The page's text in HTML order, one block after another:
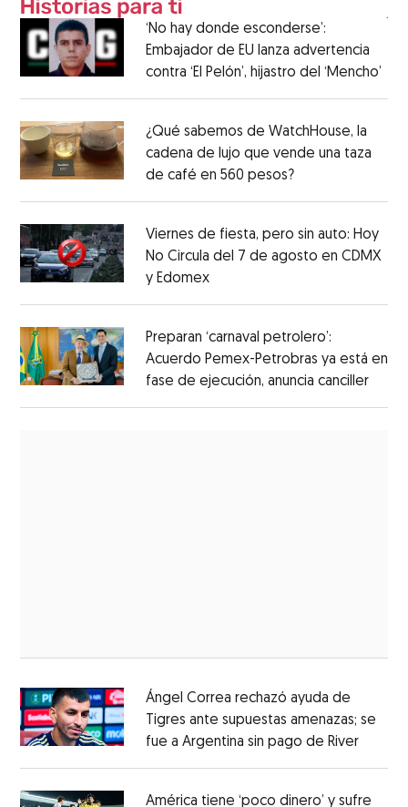
‘No hay donde esconderse’:
Embajador de EU lanza advertencia
contra ‘El Pelón’, hijastro del ‘Mencho’
¿Qué sabemos de WatchHouse, la
cadena de lujo que vende una taza
de café en 560 pesos?
Viernes de fiesta, pero sin auto: Hoy
No Circula del 7 de agosto en CDMX
y Edomex
Preparan ‘carnaval petrolero’:
Acuerdo Pemex-Petrobras ya está en
fase de ejecución, anuncia canciller
Ángel Correa rechazó ayuda de
Tigres ante supuestas amenazas; se
fue a Argentina sin pago de RiverOpens
América tiene ‘poco dinero’ y sufre